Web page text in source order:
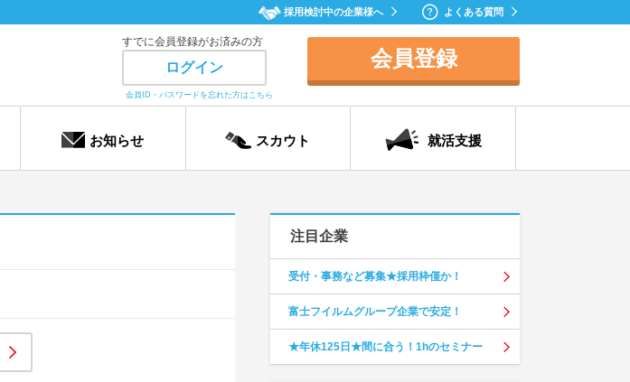
採用検討中の企業様へ よくある質問
すでに会員登録がお済みの方
ログイン
会員ID・パスワードを忘れた方はこちら
会員登録
お知らせ スカウト 就活支援
注目企業
受付・事務など募集★採用枠僅か！
富士フイルムグループ企業で安定！
★年休125日★間に合う！1hのセミナー